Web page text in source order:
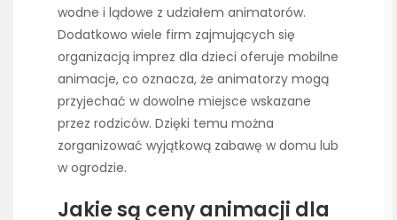
wodne i lądowe z udziałem animatorów.
Dodatkowo wiele firm zajmujących się
organizacją imprez dla dzieci oferuje mobilne
animacje, co oznacza, że animatorzy mogą
przyjechać w dowolne miejsce wskazane
przez rodziców. Dzięki temu można
zorganizować wyjątkową zabawę w domu lub
w ogrodzie.
Jakie są ceny animacji dla